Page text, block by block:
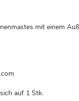
mit einem
auf 1 Stk.